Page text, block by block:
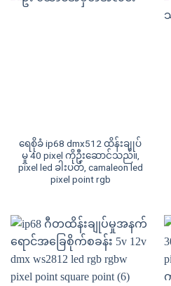
ရေစိုခံ ip68 dmx512 ထိန်းချုပ်
မှု 40 pixel ကိုဦးဆောင်သည်။,
pixel led ခါးပတ်, camaleon led
pixel point rgb